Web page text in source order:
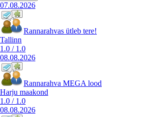
07.08.2026
Rannarahvas ütleb tere!
Tallinn
1.0 / 1.0
08.08.2026
Rannarahva MEGA lood
Harju maakond
1.0 / 1.0
08.08.2026